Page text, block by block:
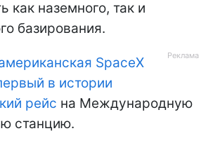
как наземного, так и
базирования.
SpaceX
в истории
рейс на Международную
станцию.